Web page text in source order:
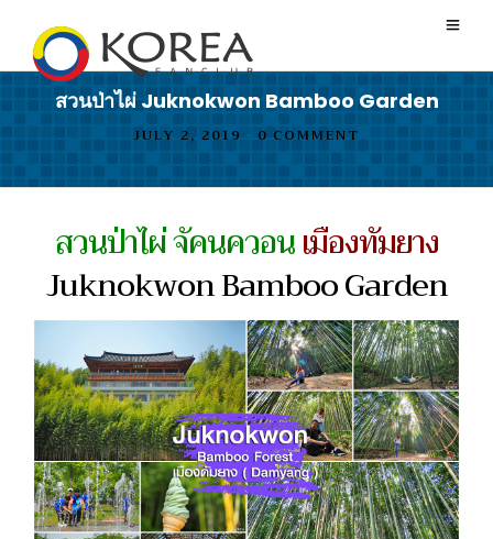
สวนป่าไผ่ Juknokwon Bamboo Garden
JULY 2, 2019 • 0 COMMENT
สวนป่าไผ่ จัคนควอนเมืองทัมยาง
Juknokwon Bamboo Garden